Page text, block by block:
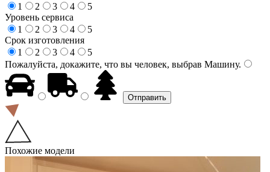
1
2 3 4
5
Уровень сервиса
1
2 3 4
5
Срок изготовления
1
2 3 4
5
Пожалуйста, докажите, что вы человек, выбрав Машину.
Похожие модели